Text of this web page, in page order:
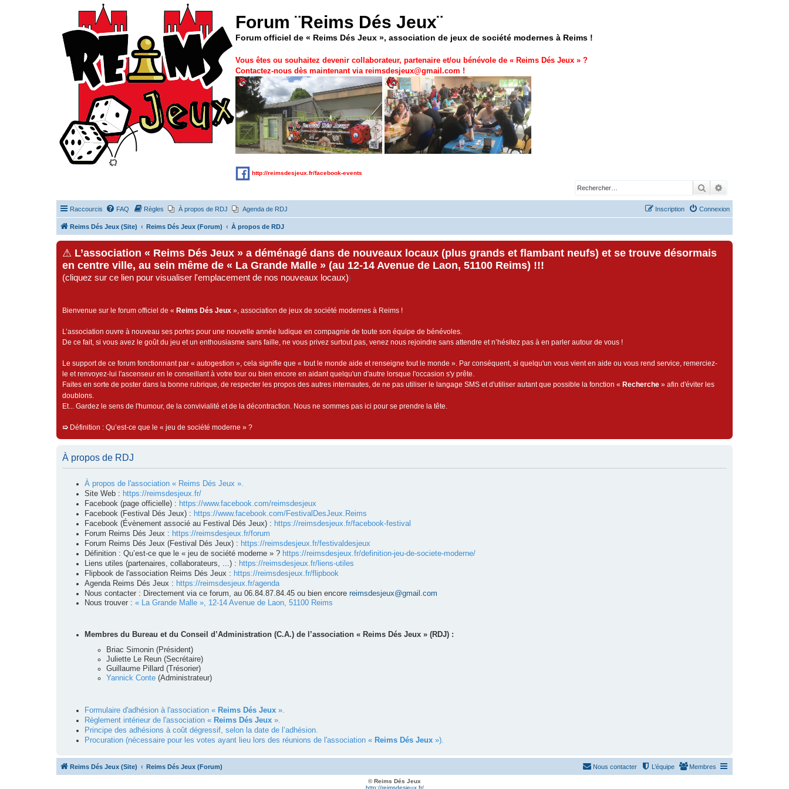
Forum ¨Reims Dés Jeux¨
Forum officiel de « Reims Dés Jeux », association de jeux de société modernes à Reims !
Vous êtes ou souhaitez devenir collaborateur, partenaire et/ou bénévole de « Reims Dés Jeux » ?
Contactez-nous dès maintenant via reimsdesjeux@gmail.com !
http://reimsdesjeux.fr/facebook-events
Rechercher
Raccourcis FAQ Règles À propos de RDJ Agenda de RDJ Connexion
Inscription
Reims Dés Jeux (Site) Reims Dés Jeux (Forum) À propos de RDJ
⚠ L’association « Reims Dés Jeux » a déménagé dans de nouveaux locaux (plus grands et flambant neufs) et se trouve désormais
en centre ville, au sein même de « La Grande Malle » (au 12-14 Avenue de Laon, 51100 Reims) !!!
(cliquez sur ce lien pour visualiser l'emplacement de nos nouveaux locaux))
Bienvenue sur le forum officiel de « Reims Dés Jeux », association de jeux de société modernes à Reims !
L’association ouvre à nouveau ses portes pour une nouvelle année ludique en compagnie de toute son équipe de bénévoles.
De ce fait, si vous avez le goût du jeu et un enthousiasme sans faille, ne vous privez surtout pas, venez nous rejoindre sans attendre et n’hésitez pas à en parler autour de vous !
Le support de ce forum fonctionnant par « autogestion », cela signifie que « tout le monde aide et renseigne tout le monde ». Par conséquent, si quelqu'un vous vient en aide ou vous rend service, remerciez-
le et renvoyez-lui l'ascenseur en le conseillant à votre tour ou bien encore en aidant quelqu'un d'autre lorsque l'occasion s'y prête.
Faites en sorte de poster dans la bonne rubrique, de respecter les propos des autres internautes, de ne pas utiliser le langage SMS et d'utiliser autant que possible la fonction « Recherche » afin d'éviter les
doublons.
Et... Gardez le sens de l'humour, de la convivialité et de la décontraction. Nous ne sommes pas ici pour se prendre la tête.
➯ Définition : Qu’est-ce que le « jeu de société moderne » ?
À propos de RDJ
À propos de l'association « Reims Dés Jeux ».
Site Web : https://reimsdesjeux.fr/
Facebook (page officielle) : https://www.facebook.com/reimsdesjeux
Facebook (Festival Dés Jeux) : https://www.facebook.com/FestivalDesJeux.Reims
Facebook (Évènement associé au Festival Dés Jeux) : https://reimsdesjeux.fr/facebook-festival
Forum Reims Dés Jeux : https://reimsdesjeux.fr/forum
Forum Reims Dés Jeux (Festival Dés Jeux) : https://reimsdesjeux.fr/festivaldesjeux
Définition : Qu’est-ce que le « jeu de société moderne » ? https://reimsdesjeux.fr/definition-jeu-de-societe-moderne/
Liens utiles (partenaires, collaborateurs, ...) : https://reimsdesjeux.fr/liens-utiles
Flipbook de l'association Reims Dés Jeux : https://reimsdesjeux.fr/flipbook
Agenda Reims Dés Jeux : https://reimsdesjeux.fr/agenda
Nous contacter : Directement via ce forum, au 06.84.87.84.45 ou bien encore reimsdesjeux@gmail.com
Nous trouver : « La Grande Malle », 12-14 Avenue de Laon, 51100 Reims
Membres du Bureau et du Conseil d’Administration (C.A.) de l’association « Reims Dés Jeux » (RDJ) :
Briac Simonin (Président)
Juliette Le Reun (Secrétaire)
Guillaume Pillard (Trésorier)
Yannick Conte (Administrateur)
Formulaire d'adhésion à l'association « Reims Dés Jeux».
Règlement intérieur de l'association « Reims Dés Jeux».
Principe des adhésions à coût dégressif, selon la date de l’adhésion.
Procuration (nécessaire pour les votes ayant lieu lors des réunions de l'association « Reims Dés Jeux»).
Reims Dés Jeux (Site) Reims Dés Jeux (Forum) Membres
L’équipe
Nous contacter
© Reims Dés Jeux
http://reimsdesjeux.fr/